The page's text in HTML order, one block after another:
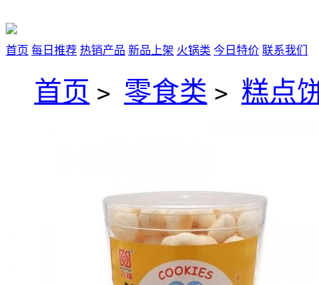
首页 每日推荐 热销产品 新品上架 火锅类 今日特价 联系我们
首页 > 零食类 > 糕点